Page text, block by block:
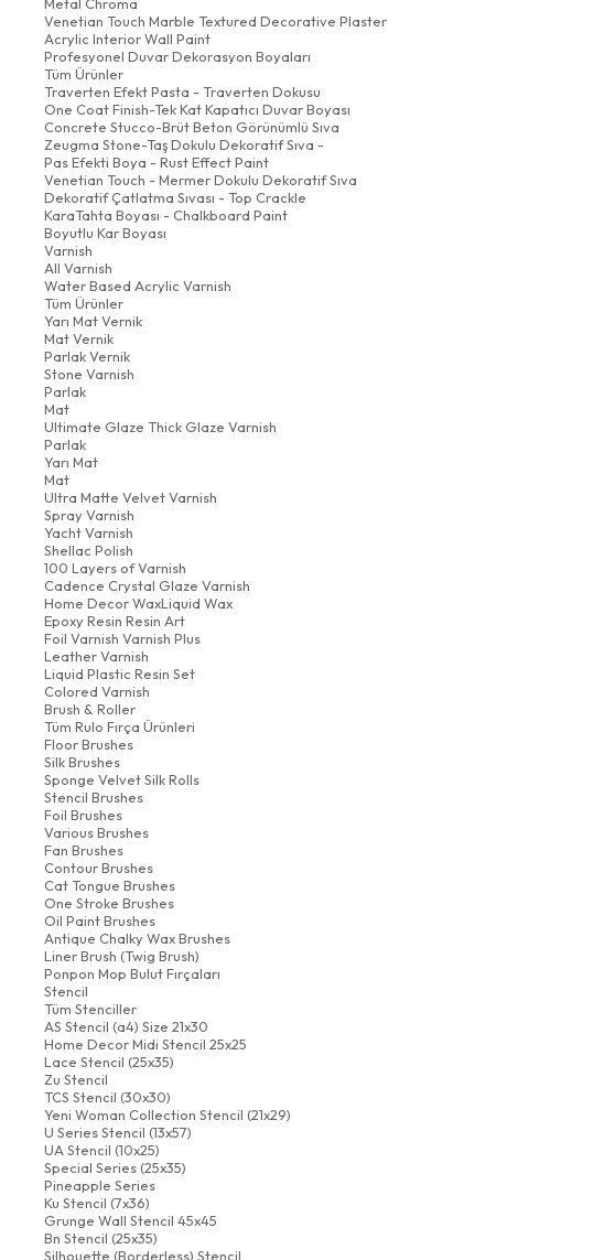
Metal Chroma
Venetian Touch Marble Textured Decorative Plaster
Acrylic Interior Wall Paint
Profesyonel Duvar Dekorasyon Boyaları
Tüm Ürünler
Traverten Efekt Pasta - Traverten Dokusu
One Coat Finish-Tek Kat Kapatıcı Duvar Boyası
Concrete Stucco-Brüt Beton Görünümlü Sıva
Zeugma Stone-Taş Dokulu Dekoratif Sıva -
Pas Efekti Boya - Rust Effect Paint
Venetian Touch - Mermer Dokulu Dekoratif Sıva
Dekoratif Çatlatma Sıvası - Top Crackle
KaraTahta Boyası - Chalkboard Paint
Boyutlu Kar Boyası
Varnish
All Varnish
Water Based Acrylic Varnish
Tüm Ürünler
Yarı Mat Vernik
Mat Vernik
Parlak Vernik
Stone Varnish
Parlak
Mat
Ultimate Glaze Thick Glaze Varnish
Parlak
Yarı Mat
Mat
Ultra Matte Velvet Varnish
Spray Varnish
Yacht Varnish
Shellac Polish
100 Layers of Varnish
Cadence Crystal Glaze Varnish
Home Decor WaxLiquid Wax
Epoxy Resin Resin Art
Foil Varnish Varnish Plus
Leather Varnish
Liquid Plastic Resin Set
Colored Varnish
Brush & Roller
Tüm Rulo Fırça Ürünleri
Floor Brushes
Silk Brushes
Sponge Velvet Silk Rolls
Stencil Brushes
Foil Brushes
Various Brushes
Fan Brushes
Contour Brushes
Cat Tongue Brushes
One Stroke Brushes
Oil Paint Brushes
Antique Chalky Wax Brushes
Liner Brush (Twig Brush)
Ponpon Mop Bulut Fırçaları
Stencil
Tüm Stenciller
AS Stencil (a4) Size 21x30
Home Decor Midi Stencil 25x25
Lace Stencil (25x35)
Zu Stencil
TCS Stencil (30x30)
Yeni Woman Collection Stencil (21x29)
U Series Stencil (13x57)
UA Stencil (10x25)
Special Series (25x35)
Pineapple Series
Ku Stencil (7x36)
Grunge Wall Stencil 45x45
Bn Stencil (25x35)
Silhouette (Borderless) Stencil